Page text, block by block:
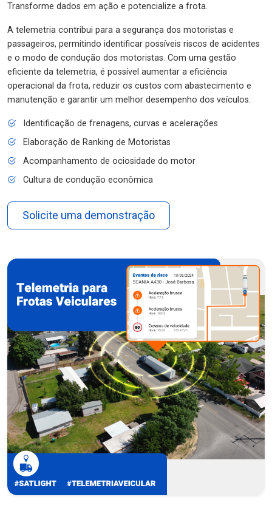
Transforme dados em ação e potencialize a frota.
A telemetria contribui para a segurança dos motoristas e
passageiros, permitindo identificar possíveis riscos de acidentes
e o modo de condução dos motoristas. Com uma gestão
eficiente da telemetria, é possível aumentar a eficiência
operacional da frota, reduzir os custos com abastecimento e
manutenção e garantir um melhor desempenho dos veículos.
Identificação de frenagens, curvas e acelerações
Elaboração de Ranking de Motoristas
Acompanhamento de ociosidade do motor
Cultura de condução econômica
Solicite uma demonstração